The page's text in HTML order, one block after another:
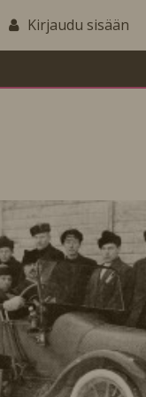
Kirjaudu sisään